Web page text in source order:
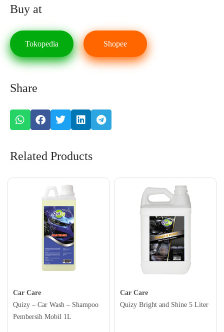
Buy at
Tokopedia Shopee
Share
Related Products
Car Care
Quizy – Car Wash – Shampoo
Pembersih Mobil 1L
Car Care
Quizy Bright and Shine 5 Liter